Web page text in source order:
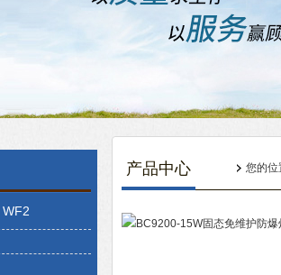
产品中心 您的位